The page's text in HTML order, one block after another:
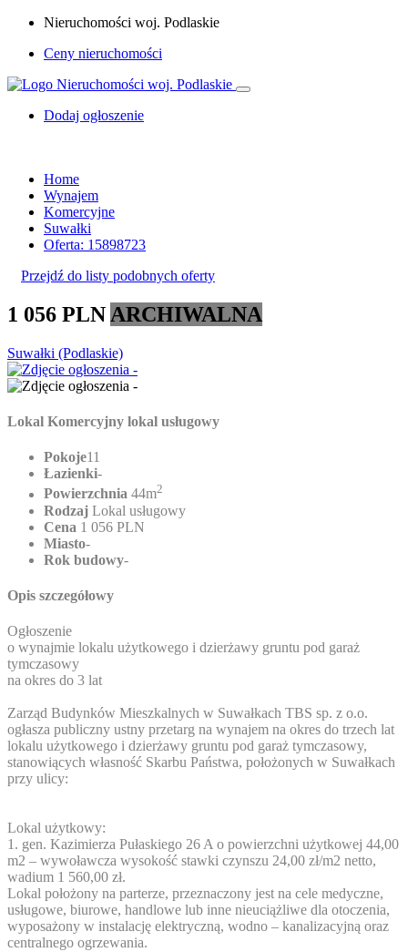
Nieruchomości woj. Podlaskie
Ceny nieruchomości
Dodaj ogłoszenie
Home
Wynajem
Komercyjne
Suwałki
Oferta: 15898723
Przejdź do listy podobnych oferty
1 056 PLN ARCHIWALNA
Suwałki (Podlaskie)
Lokal Komercyjny lokal usługowy
Pokoje11
Łazienki-
Powierzchnia 44m2
Rodzaj Lokal usługowy
Cena 1 056 PLN
Miasto-
Rok budowy-
Opis szczegółowy
Ogłoszenie
o wynajmie lokalu użytkowego i dzierżawy gruntu pod garaż
tymczasowy
na okres do 3 lat
Zarząd Budynków Mieszkalnych w Suwałkach TBS sp. z o.o.
ogłasza publiczny ustny przetarg na wynajem na okres do trzech lat
lokalu użytkowego i dzierżawy gruntu pod garaż tymczasowy,
stanowiących własność Skarbu Państwa, położonych w Suwałkach
przy ulicy:
Lokal użytkowy:
1. gen. Kazimierza Pułaskiego 26 A o powierzchni użytkowej 44,00
m2 – wywoławcza wysokość stawki czynszu 24,00 zł/m2 netto,
wadium 1 560,00 zł.
Lokal położony na parterze, przeznaczony jest na cele medyczne,
usługowe, biurowe, handlowe lub inne nieuciążliwe dla otoczenia,
wyposażony w instalację elektryczną, wodno – kanalizacyjną oraz
centralnego ogrzewania.